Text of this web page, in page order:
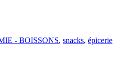
- BOISSONS, snacks, épicerie